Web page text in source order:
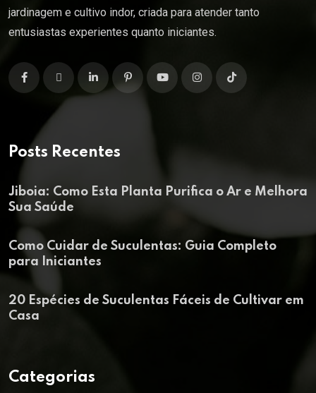
jardinagem e cultivo indor, criada para atender tanto
entusiastas experientes quanto iniciantes.
Posts Recentes
Jiboia: Como Esta Planta Purifica o Ar e Melhora
Sua Saúde
Como Cuidar de Suculentas: Guia Completo
para Iniciantes
20 Espécies de Suculentas Fáceis de Cultivar em
Casa
Categorias